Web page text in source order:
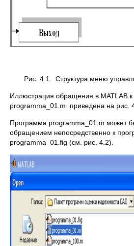
Рис. 4.1. Структура меню
Иллюстрация обращения в MATLAB
programma_01.m приведена на рис.
Программа programma_01.m может
обращением непосредственно к
рrogramma_01.fig (см. рис. 4.2).